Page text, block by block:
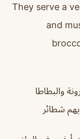
They serve a
and
والبطاطا
شطائر